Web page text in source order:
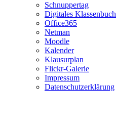
Schnuppertag
Digitales Klassenbuch
Office365
Netman
Moodle
Kalender
Klausurplan
Flickr-Galerie
Impressum
Datenschutzerklärung